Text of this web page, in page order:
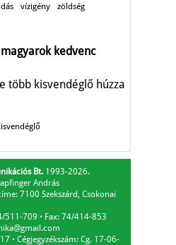
vízigény zöldség
kedvenc
több kisvendéglő húzza
Bt. 1993-2026.
András
7100 Szekszárd, Csokonai
511-709 ⋅ Fax: 74/414-853
⋅ Cégjegyzékszám: Cg. 17-06-